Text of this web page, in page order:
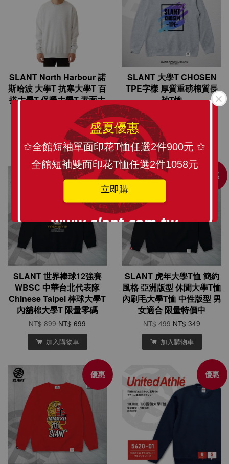
盛夏優惠
✩全館短袖單面印花T恤任選2件900元 ✩
全館短袖雙面印花T恤任選2件1058元
立即購
SLANT North Harbour 諾
斯哈波 大學T 抗寒大學T 百
搭大學T 保暖大學T 素面大
學T 現貨出清搶便宜
NT$ 330起
加入購物車
SLANT 大學T CHOSEN
TPE字樣 厚質重磅棉質長
袖T恤
NT$ 599
加入購物車
SLANT 世界棒球12強賽
WBSC 中華台北代表隊
Chinese Taipei 棒球大學T
內舖棉大學T 限量零碼
NT$ 899NT$ 699
加入購物車
優惠
SLANT 虎年大學T恤 簡約
風格 亞洲版型 休閒大學T恤
內刷毛大學T恤 中性版型 男
女適合 限量特價中
NT$ 499NT$ 349
加入購物車
優惠 優惠